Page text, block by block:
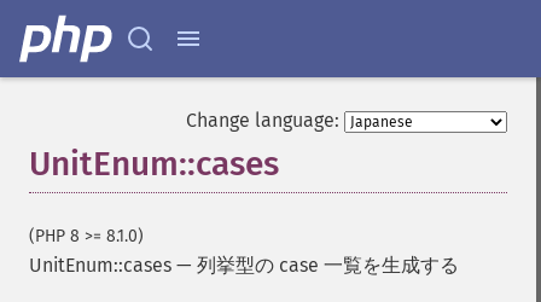
Change language:
UnitEnum::cases
(PHP 8 >= 8.1.0)
UnitEnum::cases — 列挙型の case 一覧を生成する